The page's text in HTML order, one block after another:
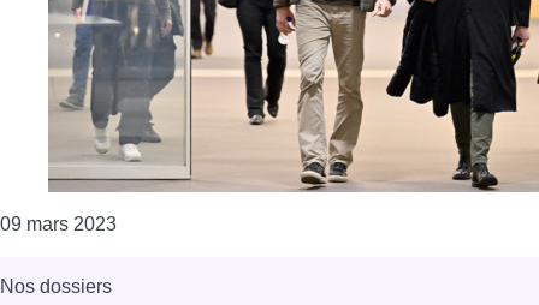
09 mars 2023Consulter l'article "Procès des attentats de
Nos dossiers